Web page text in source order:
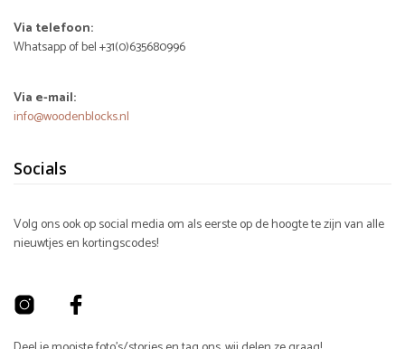
Via telefoon:
Whatsapp of bel +31(0)635680996
Via e-mail:
info@woodenblocks.nl
Socials
Volg ons ook op social media om als eerste op de hoogte te zijn van alle
nieuwtjes en kortingscodes!